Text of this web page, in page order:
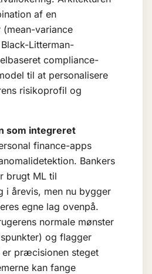
af en
variance
Litterman-
compliance-
til at personalisere
risikoprofil og
som integreret
finance-apps
Bankers
brugt ML til
i årevis, men nu bygger
egne lag ovenpå.
normale mønster
og flagger
præcisionen steget
kan fange